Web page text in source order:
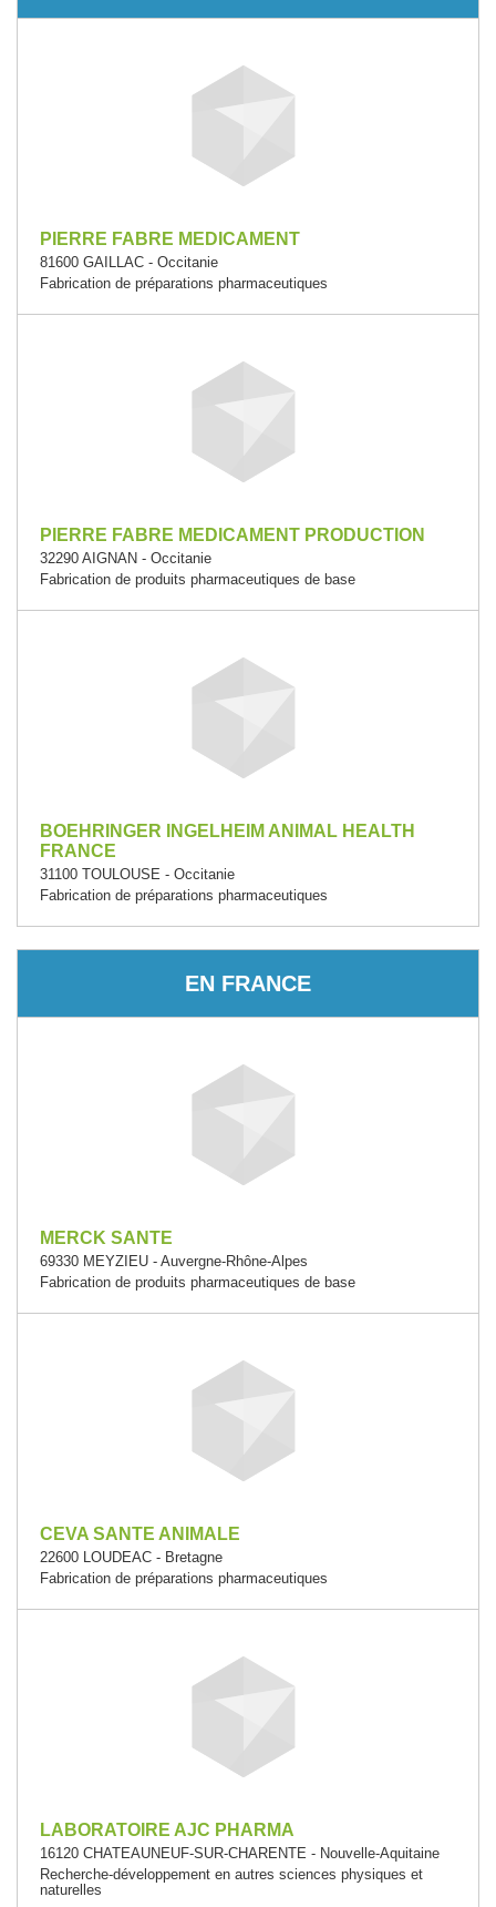
PIERRE FABRE MEDICAMENT
81600 GAILLAC - Occitanie
Fabrication de préparations pharmaceutiques
PIERRE FABRE MEDICAMENT PRODUCTION
32290 AIGNAN - Occitanie
Fabrication de produits pharmaceutiques de base
BOEHRINGER INGELHEIM ANIMAL HEALTH
FRANCE
31100 TOULOUSE - Occitanie
Fabrication de préparations pharmaceutiques
EN FRANCE
MERCK SANTE
69330 MEYZIEU - Auvergne-Rhône-Alpes
Fabrication de produits pharmaceutiques de base
CEVA SANTE ANIMALE
22600 LOUDEAC - Bretagne
Fabrication de préparations pharmaceutiques
LABORATOIRE AJC PHARMA
16120 CHATEAUNEUF-SUR-CHARENTE - Nouvelle-Aquitaine
Recherche-développement en autres sciences physiques et
naturelles